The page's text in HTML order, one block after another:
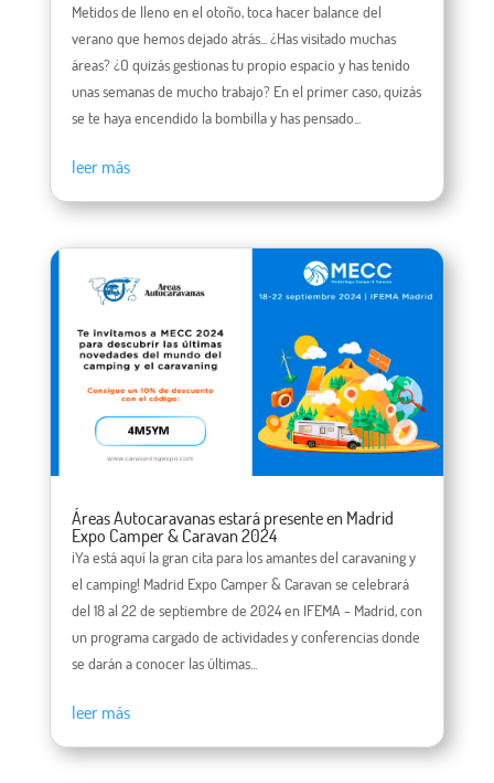
Metidos de lleno en el otoño, toca hacer balance del
verano que hemos dejado atrás... ¿Has visitado muchas
áreas? ¿O quizás gestionas tu propio espacio y has tenido
unas semanas de mucho trabajo? En el primer caso, quizás
se te haya encendido la bombilla y has pensado...
leer más
Áreas Autocaravanas estará presente en Madrid
Expo Camper & Caravan 2024
¡Ya está aquí la gran cita para los amantes del caravaning y
el camping! Madrid Expo Camper & Caravan se celebrará
del 18 al 22 de septiembre de 2024 en IFEMA - Madrid, con
un programa cargado de actividades y conferencias donde
se darán a conocer las últimas...
leer más